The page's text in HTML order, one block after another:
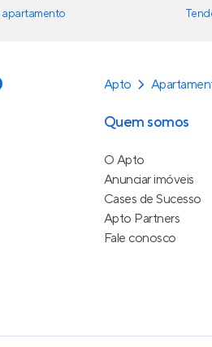
Apto
Quem somos
O Apto
Anunciar imóveis
Cases de Sucesso
Apto Partners
Fale conosco